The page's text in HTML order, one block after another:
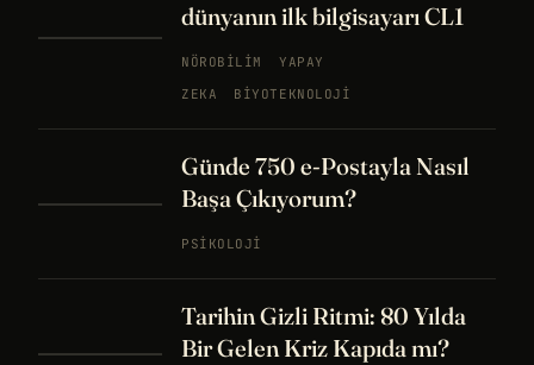
dünyanın ilk bilgisayarı CL1
NÖROBILIM
YAPAY
ZEKA
BIYOTEKNOLOJI
Günde 750 e-Postayla Nasıl
Başa Çıkıyorum?
PSIKOLOJI
Tarihin Gizli Ritmi: 80 Yılda
Bir Gelen Kriz Kapıda mı?